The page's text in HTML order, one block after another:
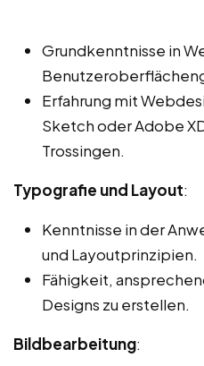
Grundkenntnisse in
Erfahrung mit
Sketch oder Adobe
Trossingen.
Typografie und Layout:
Kenntnisse in der
und Layoutprinzipien.
Fähigkeit,
Designs zu erstellen.
Bildbearbeitung: